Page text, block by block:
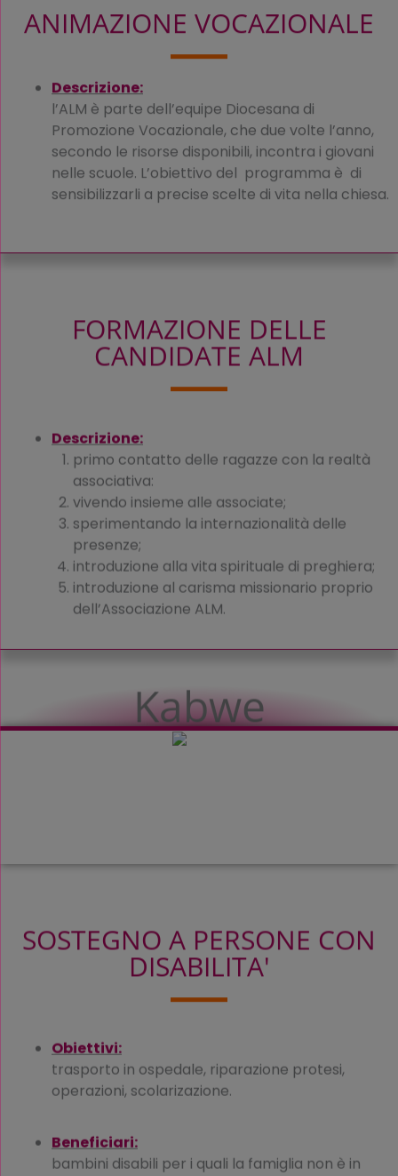
ANIMAZIONE VOCAZIONALE
Descrizione:
l’ALM è parte dell’equipe Diocesana di
Promozione Vocazionale, che due volte l’anno,
secondo le risorse disponibili, incontra i giovani
nelle scuole. L’obiettivo del programma è di
sensibilizzarli a precise scelte di vita nella chiesa.
FORMAZIONE DELLE
CANDIDATE ALM
Descrizione:
primo contatto delle ragazze con la realtà
associativa:
vivendo insieme alle associate;
sperimentando la internazionalità delle
presenze;
introduzione alla vita spirituale di preghiera;
introduzione al carisma missionario proprio
dell’Associazione ALM.
Kabwe
SOSTEGNO A PERSONE CON
DISABILITA'
Obiettivi:
trasporto in ospedale, riparazione protesi,
operazioni, scolarizazione.
Beneficiari:
bambini disabili per i quali la famiglia non è in